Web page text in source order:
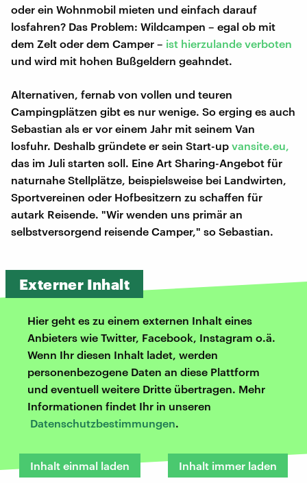
oder ein Wohnmobil mieten und einfach darauf
losfahren? Das Problem: Wildcampen – egal ob mit
dem Zelt oder dem Camper – ist hierzulande verboten
und wird mit hohen Bußgeldern geahndet.
Alternativen, fernab von vollen und teuren
Campingplätzen gibt es nur wenige. So erging es auch
Sebastian als er vor einem Jahr mit seinem Van
losfuhr. Deshalb gründete er sein Start-up vansite.eu,
das im Juli starten soll. Eine Art Sharing-Angebot für
naturnahe Stellplätze, beispielsweise bei Landwirten,
Sportvereinen oder Hofbesitzern zu schaffen für
autark Reisende. "Wir wenden uns primär an
selbstversorgend reisende Camper," so Sebastian.
Externer Inhalt
Hier geht es zu einem externen Inhalt eines
Anbieters wie Twitter, Facebook, Instagram o.ä.
Wenn Ihr diesen Inhalt ladet, werden
personenbezogene Daten an diese Plattform
und eventuell weitere Dritte übertragen. Mehr
Informationen findet Ihr in unseren
Datenschutzbestimmungen.
Inhalt einmal laden Inhalt immer laden